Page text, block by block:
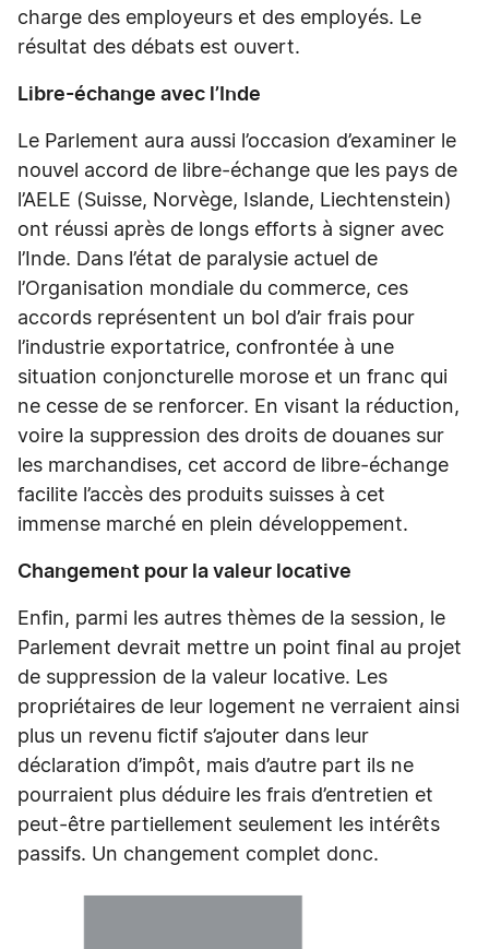
charge des employeurs et des employés. Le
résultat des débats est ouvert.
Libre-échange avec l’Inde
Le Parlement aura aussi l’occasion d’examiner le
nouvel accord de libre-échange que les pays de
l’AELE (Suisse, Norvège, Islande, Liechtenstein)
ont réussi après de longs efforts à signer avec
l’Inde. Dans l’état de paralysie actuel de
l’Organisation mondiale du commerce, ces
accords représentent un bol d’air frais pour
l’industrie exportatrice, confrontée à une
situation conjoncturelle morose et un franc qui
ne cesse de se renforcer. En visant la réduction,
voire la suppression des droits de douanes sur
les marchandises, cet accord de libre-échange
facilite l’accès des produits suisses à cet
immense marché en plein développement.
Changement pour la valeur locative
Enfin, parmi les autres thèmes de la session, le
Parlement devrait mettre un point final au projet
de suppression de la valeur locative. Les
propriétaires de leur logement ne verraient ainsi
plus un revenu fictif s’ajouter dans leur
déclaration d’impôt, mais d’autre part ils ne
pourraient plus déduire les frais d’entretien et
peut-être partiellement seulement les intérêts
passifs. Un changement complet donc.